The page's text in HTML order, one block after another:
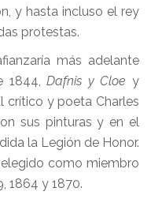
y hasta incluso el rey
protestas.
más adelante
1844,Dafnis y Cloe y
crítico y poeta Charles
sus pinturas y en el
la Legión de Honor.
como miembro
1864 y 1870.